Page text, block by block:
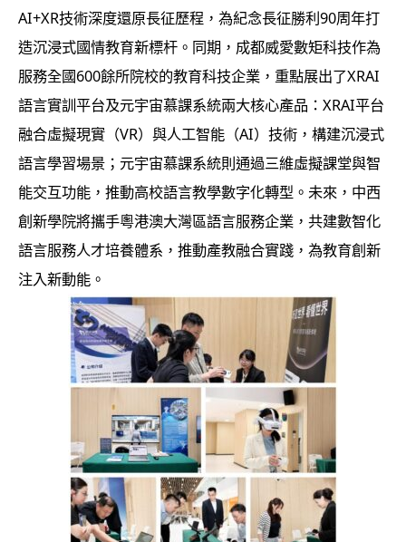
AI+XR技術深度還原長征歷程，為紀念長征勝利90周年打
造沉浸式國情教育新標杆。同期，成都威愛數矩科技作為
服務全國600餘所院校的教育科技企業，重點展出了XRAI
語言實訓平台及元宇宙慕課系統兩大核心產品：XRAI平台
融合虛擬現實（VR）與人工智能（AI）技術，構建沉浸式
語言學習場景；元宇宙慕課系統則通過三維虛擬課堂與智
能交互功能，推動高校語言教學數字化轉型。未來，中西
創新學院將攜手粵港澳大灣區語言服務企業，共建數智化
語言服務人才培養體系，推動產教融合實踐，為教育創新
注入新動能。